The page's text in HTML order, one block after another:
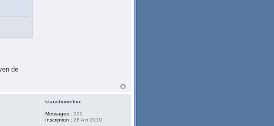
de
klaushomelive
Messages : 225
Inscription : 28 Avr 2019